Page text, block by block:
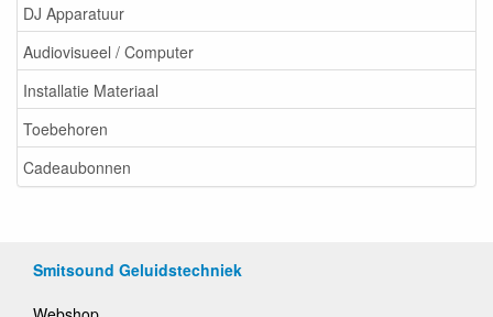
DJ Apparatuur
Audiovisueel / Computer
Installatie Materiaal
Toebehoren
Cadeaubonnen
Smitsound Geluidstechniek